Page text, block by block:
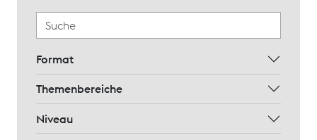
Format
Themenbereiche
Niveau